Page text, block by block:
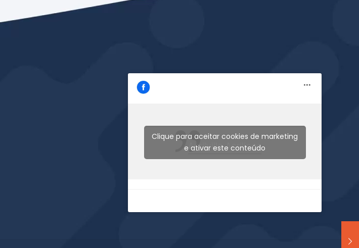
Acrilville Acrilicos
Clique para aceitar cookies de marketing
e ativar este conteúdo